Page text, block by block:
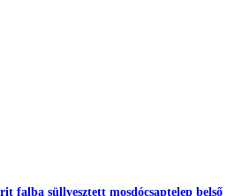
falba süllyesztett mosdócsaptelep belső